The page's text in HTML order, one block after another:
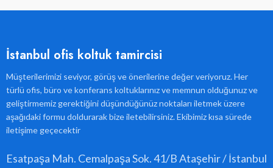
İstanbul ofis koltuk tamircisi
Müşterilerimizi seviyor, görüş ve önerilerine değer veriyoruz. Her
türlü ofis, büro ve konferans koltuklarınız ve memnun olduğunuz ve
geliştirmemiz gerektiğini düşündüğünüz noktaları iletmek üzere
aşağıdaki formu doldurarak bize iletebilirsiniz. Ekibimiz kısa sürede
iletişime geçecektir
Esatpaşa Mah. Cemalpaşa Sok. 41/B Ataşehir / İstanbul